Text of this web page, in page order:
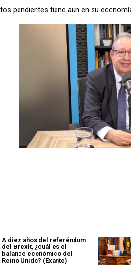
pendientes tiene aun en su
A diez años del referéndum
del Brexit, ¿cuál es el
balance económico del
Reino Unido? (Exante)